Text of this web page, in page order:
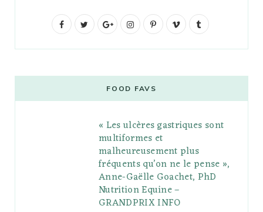
F
b
t
G
g
l
e
P
l
s
I
t
a
g
r
a
m
P
e
r
e
s
V
o
l
r
FOOD FAVS
« Les ulcères gastriques sont
multiformes et
malheureusement plus
fréquents qu’on ne le pense »,
Anne-Gaëlle Goachet, PhD
Nutrition Equine –
GRANDPRIX INFO